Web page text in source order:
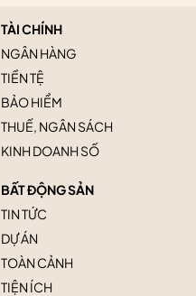
TÀI CHÍNH
NGÂN HÀNG
TIỀN TỆ
BẢO HIỂM
THUẾ, NGÂN SÁCH
KINH DOANH SỐ
BẤT ĐỘNG SẢN
TIN TỨC
DỰ ÁN
TOÀN CẢNH
TIỆN ÍCH